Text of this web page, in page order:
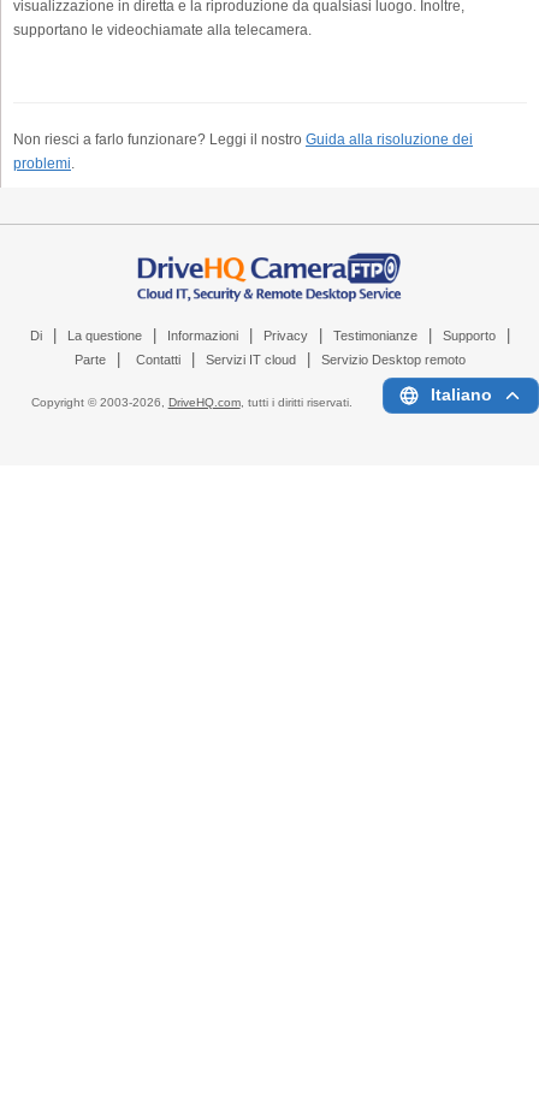
visualizzazione in diretta e la riproduzione da qualsiasi luogo. Inoltre,
supportano le videochiamate alla telecamera.
Non riesci a farlo funzionare? Leggi il nostro Guida alla risoluzione dei
problemi.
Di La questione Informazioni Privacy Testimonianze Supporto
Parte Contatti Servizi IT cloud Servizio Desktop remoto
Copyright © 2003-2026, DriveHQ.com, tutti i diritti riservati. Italiano